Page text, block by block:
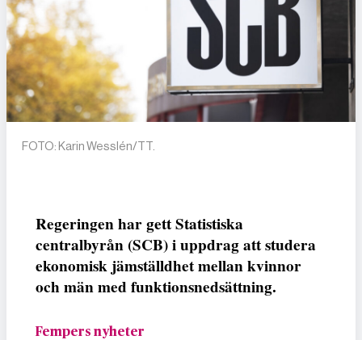
FOTO: Karin Wesslén/TT.
Regeringen har gett Statistiska
centralbyrån (SCB) i uppdrag att studera
ekonomisk jämställdhet mellan kvinnor
och män med funktionsnedsättning.
Fempers nyheter